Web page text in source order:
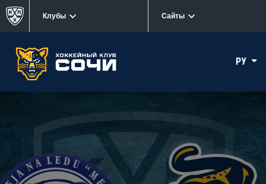
Клубы Сайты
РУ